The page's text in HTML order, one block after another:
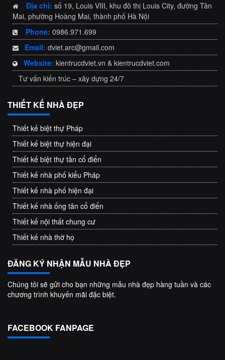
Địa chỉ: số 19, Louis VIII, khu đô thị Louis City, đường Tân
Mai, phường Hoàng Mai, thành phố Hà Nội
Phone: 0986.971.699
Email: dviet.arc@gmail.com
Website: kientrucdviet.vn & kientrucdviet.com
Tư vấn kiến trúc – xây dựng 24/7
THIẾT KẾ NHÀ ĐẸP
Thiết kế biệt thự Pháp
Thiết kế biệt thự hiện đại
Thiết kế biệt thự tân cổ điển
Thiết kế nhà phố kiểu Pháp
Thiết kế nhà phố hiện đại
Thiết kế nhà ống tân cổ điển
Thiết kế nội thất chung cư
Thiết kế nhà thờ họ
ĐĂNG KÝ NHẬN MẪU NHÀ ĐẸP
Chúng tôi sẽ gửi cho bạn những mẫu nhà đẹp hàng tuần và các
chương trình khuyến mãi đặc biệt.
FACEBOOK FANPAGE